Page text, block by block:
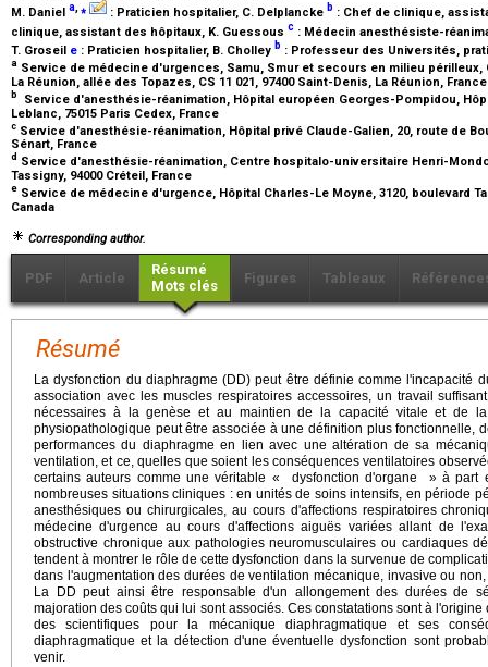
M. Daniel a,⁎ : Praticien hospitalier, C. Delplancke b : Chef de clinique,
clinique, assistant des hôpitaux, K. Guessous c : Médecin anesthésiste-
T. Groseil e : Praticien hospitalier, B. Cholley b : Professeur des Universités,
a Service de médecine d'urgences, Samu, Smur et secours en milieu périlleux,
La Réunion, allée des Topazes, CS 11 021, 97400 Saint-Denis, La Réunion,
b
Service d'anesthésie-réanimation, Hôpital européen Georges-Pompidou,
Leblanc, 75015 Paris Cedex, France
c Service d'anesthésie-réanimation, Hôpital privé Claude-Galien, 20, route de
Sénart, France
d Service d'anesthésie-réanimation, Centre hospitalo-universitaire Henri-
Tassigny, 94000 Créteil, France
e Service de médecine d'urgence, Hôpital Charles-Le Moyne, 3120, boulevard
Canada
Corresponding author.
PDF Article
Résumé
Mots clés
Figures Tableaux
Résumé
La dysfonction du diaphragme (DD) peut être définie comme l'incapacité
association avec les muscles respiratoires accessoires, un travail
nécessaires à la genèse et au maintien de la capacité vitale et de la
physiopathologique peut être associée à une définition plus fonctionnelle,
performances du diaphragme en lien avec une altération de sa
ventilation, et ce, quelles que soient les conséquences ventilatoires
certains auteurs comme une véritable « dysfonction d'organe » à part
nombreuses situations cliniques : en unités de soins intensifs, en période
anesthésiques ou chirurgicales, au cours d'affections respiratoires
médecine d'urgence au cours d'affections aiguës variées allant de
obstructive chronique aux pathologies neuromusculaires ou cardiaques
tendent à montrer le rôle de cette dysfonction dans la survenue de
dans l'augmentation des durées de ventilation mécanique, invasive ou
La DD peut ainsi être responsable d'un allongement des durées de
majoration des coûts qui lui sont associés. Ces constatations sont à
des scientifiques pour la mécanique diaphragmatique et ses
diaphragmatique et la détection d'une éventuelle dysfonction sont
venir.